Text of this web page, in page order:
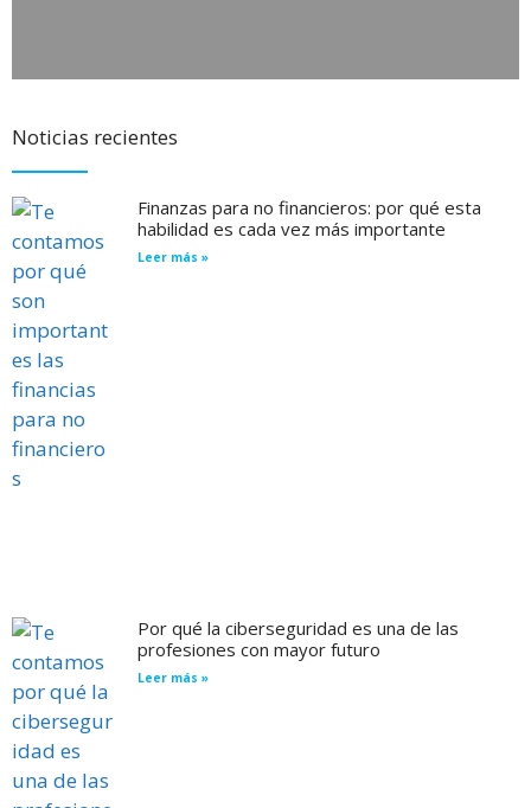
Noticias recientes
Finanzas para no financieros: por qué esta
habilidad es cada vez más importante
Leer más »
Por qué la ciberseguridad es una de las
profesiones con mayor futuro
Leer más »